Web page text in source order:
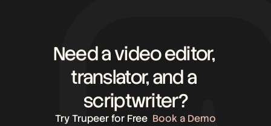
Need a video editor,
translator, and a
scriptwriter?
Try Trupeer for Free Book a Demo